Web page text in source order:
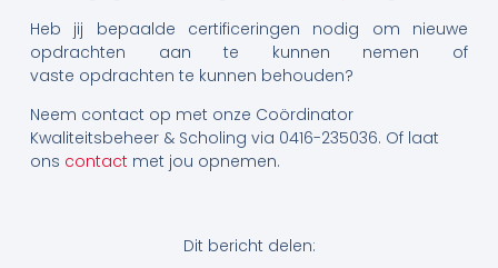
Heb jij bepaalde certificeringen nodig om nieuwe
opdrachten aan te kunnen nemen of
vaste opdrachten te kunnen behouden?
Neem contact op met onze Coördinator
Kwaliteitsbeheer & Scholing via 0416-235036. Of laat
ons contact met jou opnemen.
Dit bericht delen: